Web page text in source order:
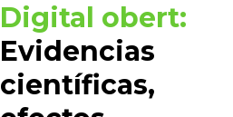
Digital obert:
Evidencias
científicas,